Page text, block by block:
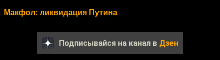
Макфол: ликвидация Путина
Подписывайся на канал в Дзен